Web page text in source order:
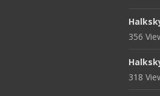
356
318